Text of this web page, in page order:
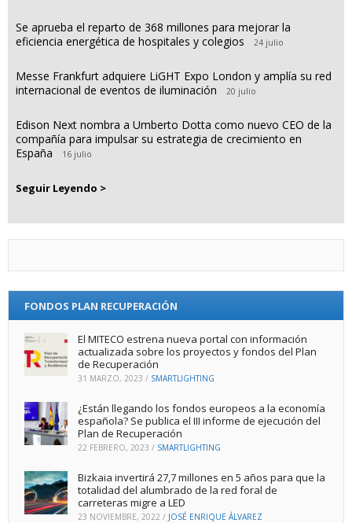
Se aprueba el reparto de 368 millones para mejorar la
eficiencia energética de hospitales y colegios
24 julio
Messe Frankfurt adquiere LiGHT Expo London y amplía su red
internacional de eventos de iluminación
20 julio
Edison Next nombra a Umberto Dotta como nuevo CEO de la
compañía para impulsar su estrategia de crecimiento en
España
16 julio
Seguir Leyendo >
FONDOS PLAN RECUPERACIÓN
El MITECO estrena nueva portal con información
actualizada sobre los proyectos y fondos del Plan
de Recuperación
31 MARZO, 2023 / SMARTLIGHTING
¿Están llegando los fondos europeos a la economía
española? Se publica el III informe de ejecución del
Plan de Recuperación
22 FEBRERO, 2023 / SMARTLIGHTING
Bizkaia invertirá 27,7 millones en 5 años para que la
totalidad del alumbrado de la red foral de
carreteras migre a LED
23 NOVIEMBRE, 2022 / JOSÉ ENRIQUE ÁLVAREZ